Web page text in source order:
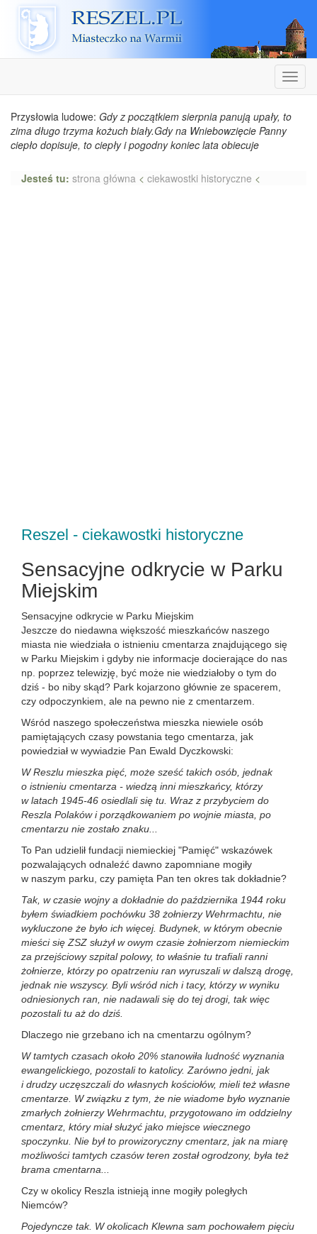
Reszel
Przysłowia ludowe: Gdy z początkiem sierpnia panują upały, to
zima długo trzyma kożuch biały.Gdy na Wniebowzięcie Panny
ciepło dopisuje, to ciepły i pogodny koniec lata obiecuje
Jesteś tu: strona główna < ciekawostki historyczne <
Reszel - ciekawostki historyczne
Sensacyjne odkrycie w Parku
Miejskim
Sensacyjne odkrycie w Parku Miejskim
Jeszcze do niedawna większość mieszkańców naszego
miasta nie wiedziała o istnieniu cmentarza znajdującego się
w Parku Miejskim i gdyby nie informacje docierające do nas
np. poprzez telewizję, być może nie wiedziałoby o tym do
dziś - bo niby skąd? Park kojarzono głównie ze spacerem,
czy odpoczynkiem, ale na pewno nie z cmentarzem.
Wśród naszego społeczeństwa mieszka niewiele osób
pamiętających czasy powstania tego cmentarza, jak
powiedział w wywiadzie Pan Ewald Dyczkowski:
W Reszlu mieszka pięć, może sześć takich osób, jednak
o istnieniu cmentarza - wiedzą inni mieszkańcy, którzy
w latach 1945-46 osiedlali się tu. Wraz z przybyciem do
Reszla Polaków i porządkowaniem po wojnie miasta, po
cmentarzu nie zostało znaku...
To Pan udzielił fundacji niemieckiej "Pamięć" wskazówek
pozwalających odnaleźć dawno zapomniane mogiły
w naszym parku, czy pamięta Pan ten okres tak dokładnie?
Tak, w czasie wojny a dokładnie do października 1944 roku
byłem świadkiem pochówku 38 żołnierzy Wehrmachtu, nie
wykluczone że było ich więcej. Budynek, w którym obecnie
mieści się ZSZ służył w owym czasie żołnierzom niemieckim
za przejściowy szpital polowy, to właśnie tu trafiali ranni
żołnierze, którzy po opatrzeniu ran wyruszali w dalszą drogę,
jednak nie wszyscy. Byli wśród nich i tacy, którzy w wyniku
odniesionych ran, nie nadawali się do tej drogi, tak więc
pozostali tu aż do dziś.
Dlaczego nie grzebano ich na cmentarzu ogólnym?
W tamtych czasach około 20% stanowiła ludność wyznania
ewangelickiego, pozostali to katolicy. Zarówno jedni, jak
i drudzy uczęszczali do własnych kościołów, mieli też własne
cmentarze. W związku z tym, że nie wiadome było wyznanie
zmarłych żołnierzy Wehrmachtu, przygotowano im oddzielny
cmentarz, który miał służyć jako miejsce wiecznego
spoczynku. Nie był to prowizoryczny cmentarz, jak na miarę
możliwości tamtych czasów teren został ogrodzony, była też
brama cmentarna...
Czy w okolicy Reszla istnieją inne mogiły poległych
Niemców?
Pojedyncze tak. W okolicach Klewna sam pochowałem pięciu